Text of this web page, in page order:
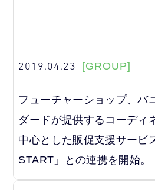
2019.04.23 [GROUP]
フューチャーショップ、バ
ダードが提供するコーディ
中心とした販促支援サービ
START」との連携を開始。